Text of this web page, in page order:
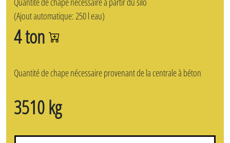
(Ajout automatique: 250 l eau)
4 ton
Quantité de chape nécessaire provenant de la centrale à béton
3510 kg